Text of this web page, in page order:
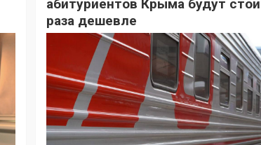
абитуриентов Крыма будут
раза дешевле